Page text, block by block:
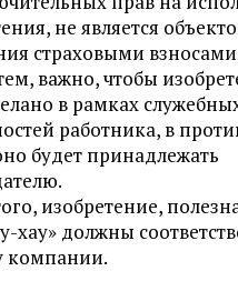
не является
страховыми
важно, чтобы
в рамках
работника, в
будет принадлежать
изобретение,
хау» должны
компании.